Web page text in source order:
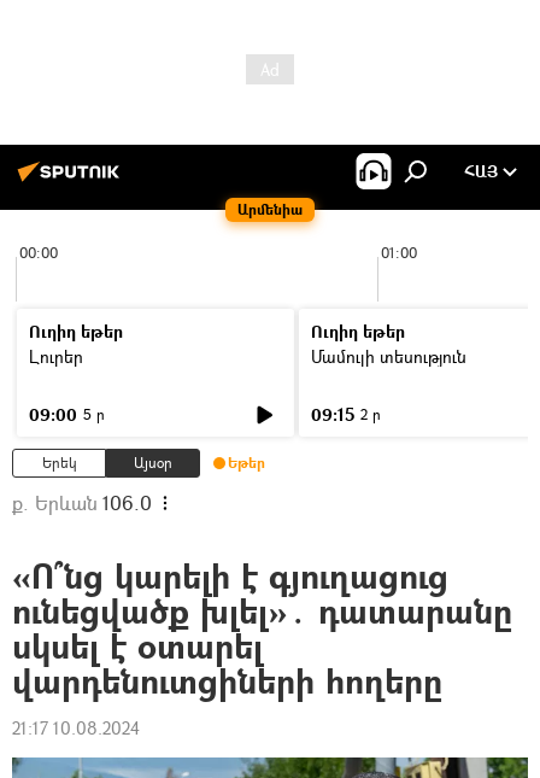
Արմենիա
ՀԱՅ
00:00 01:00
Ուղիղ եթեր
Լուրեր
09:00 5 ր
Ուղիղ եթեր
Մամուլի տեսություն
09:15 2 ր
Երեկ Այսօր Եթեր
ք. Երևան 106.0
«Ո՞նց կարելի է գյուղացուց
ունեցվածք խլել»․ դատարանը
սկսել է օտարել
վարդենուտցիների հողերը
21:17 10.08.2024